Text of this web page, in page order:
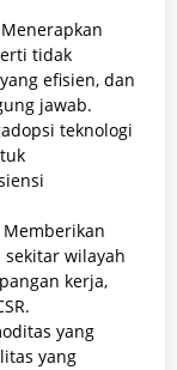
Menerapkan
tidak
efisien, dan
jawab.
teknologi
Memberikan
wilayah
kerja,
yang
yang